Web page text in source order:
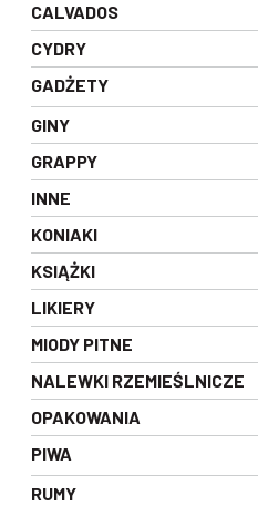
CALVADOS
CYDRY
GADŻETY
GINY
GRAPPY
INNE
KONIAKI
KSIĄŻKI
LIKIERY
MIODY PITNE
NALEWKI RZEMIEŚLNICZE
OPAKOWANIA
PIWA
RUMY